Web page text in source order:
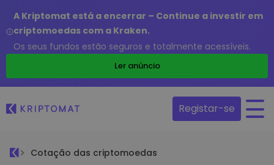
A Kriptomat está a encerrar – Continue a investir em
criptomoedas com a Kraken.
Os seus fundos estão seguros e totalmente acessíveis.
Ler anúncio
Registar-se
Cotação das criptomoedas